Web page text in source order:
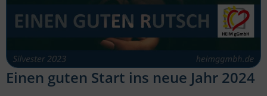
Einen guten Start ins neue Jahr 2024